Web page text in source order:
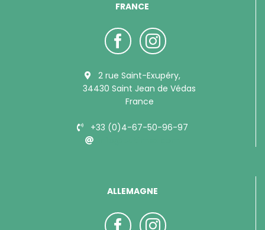
FRANCE
2 rue Saint-Exupéry,
34430 Saint Jean de Védas
France
+33 (0)4-67-50-96-97
ALLEMAGNE